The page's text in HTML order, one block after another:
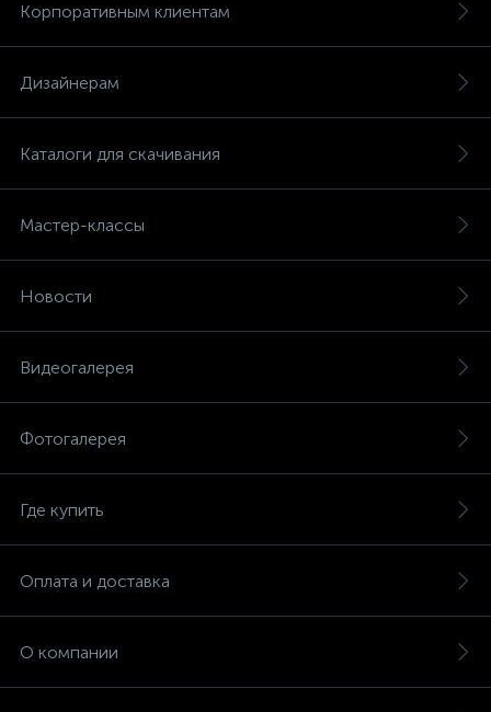
Корпоративным клиентам
Дизайнерам
Каталоги для скачивания
Мастер-классы
Новости
Видеогалерея
Фотогалерея
Где купить
Оплата и доставка
О компании